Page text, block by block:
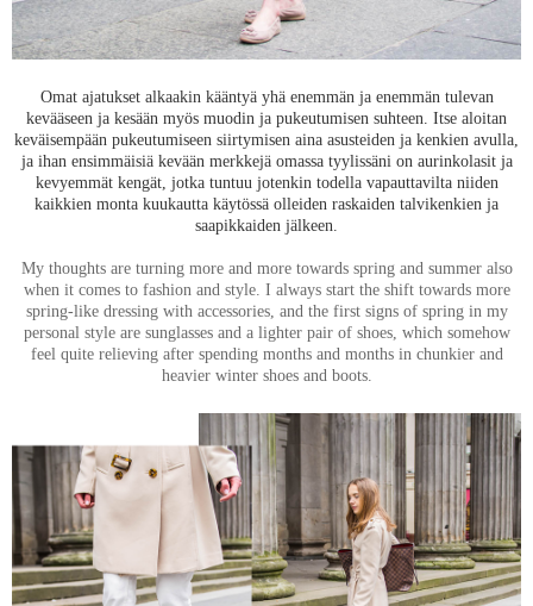
Omat ajatukset alkaakin kääntyä yhä enemmän ja enemmän tulevan
kevääseen ja kesään myös muodin ja pukeutumisen suhteen. Itse aloitan
keväisempään pukeutumiseen siirtymisen aina asusteiden ja kenkien avulla,
ja ihan ensimmäisiä kevään merkkejä omassa tyylissäni on aurinkolasit ja
kevyemmät kengät, jotka tuntuu jotenkin todella vapauttavilta niiden
kaikkien monta kuukautta käytössä olleiden raskaiden talvikenkien ja
saapikkaiden jälkeen.
My thoughts are turning more and more towards spring and summer also
when it comes to fashion and style. I always start the shift towards more
spring-like dressing with accessories, and the first signs of spring in my
personal style are sunglasses and a lighter pair of shoes, which somehow
feel quite relieving after spending months and months in chunkier and
heavier winter shoes and boots.